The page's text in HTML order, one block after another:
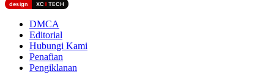
design XCIITECH
DMCA
Editorial
Hubungi Kami
Penafian
Pengiklanan